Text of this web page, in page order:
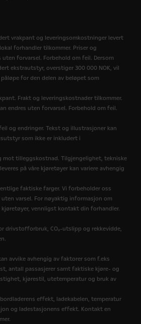
vrakpant og leveringsomkostninger levert
forhandler tilkommer. Priser og
forvarsel. Forbehold om feil. Dersom
ekstrautstyr, overstiger 300 000 NOK, vil
for den delen av beløpet som
Frakt og leveringskostnader tilkommer.
endres uten forvarsel. Forbehold om feil.
og endringer. Tekst og illustrasjoner kan
som ikke er inkludert i
mot tilleggskostnad. Tilgjengelighet, tekniske
på våre kjøretøyer kan variere avhengig
faktiske farger. Vi forbeholder oss
varsel. For nøyaktig informasjon om
kjøretøyer, vennligst kontakt din forhandler.
drivstofforbruk, CO₂-utslipp og rekkevidde,
avvike avhengig av faktorer som f.eks
antall passasjerer samt faktiske kjøre- og
kjørestil, utetemperatur og bruk av
effekt, ladekabelen, temperatur
og ladestasjonens effekt. Kontakt en